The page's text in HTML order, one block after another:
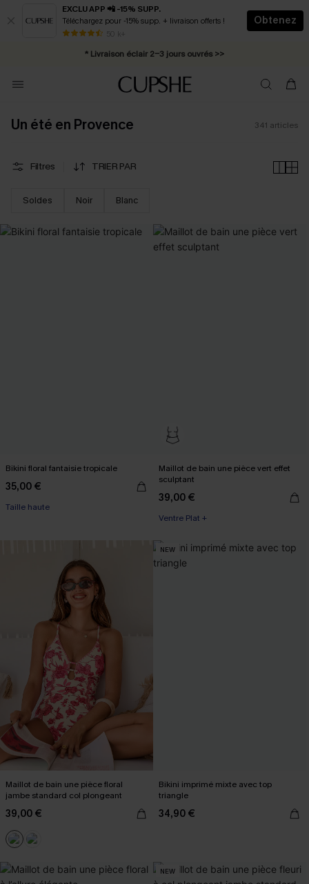
EXCLU APP 📲 -15% SUPP.
Téléchargez pour -15% supp. + livraison offerts !
50 k+
Obtenez
* Livraison éclair 2-3 jours ouvrés >>
Abonnement E-mail : -25% dès 4 achetés >>
Un été en Provence 341 articles
Filtres TRIER PAR
Soldes Noir Blanc
Bikini floral fantaisie tropicale
35,00 €
Taille haute
Maillot de bain une pièce vert effet
sculptant
39,00 €
Ventre Plat +
Maillot de bain une pièce floral
jambe standard col plongeant
39,00 €
NEW
Bikini imprimé mixte avec top
triangle
34,90 €
NEW